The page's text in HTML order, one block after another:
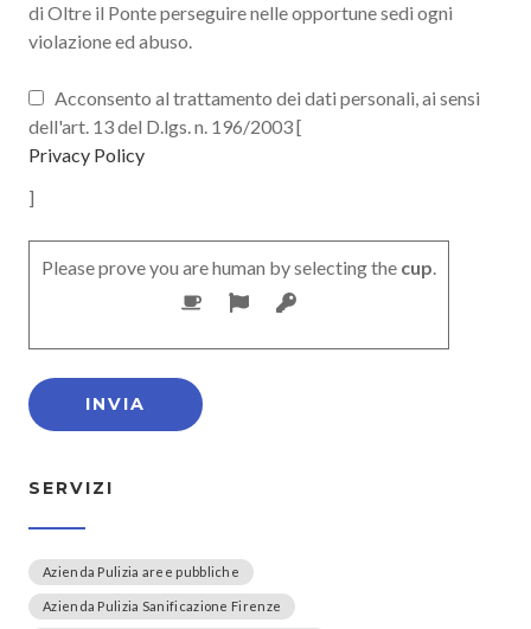
di Oltre il Ponte perseguire nelle opportune sedi ogni
violazione ed abuso.
Acconsento al trattamento dei dati personali, ai sensi
dell'art. 13 del D.lgs. n. 196/2003 [
Privacy Policy
]
Please prove you are human by selecting the cup.
SERVIZI
Azienda Pulizia aree pubbliche
Azienda Pulizia Sanificazione Firenze